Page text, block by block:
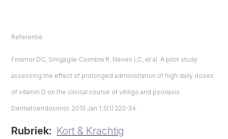
Referentie
Finamor DC, Sinigaglia-Coimbra R, Neves LC, et al. A pilot study
assessing the effect of prolonged administration of high daily doses
of vitamin D on the clinical course of vitiligo and psoriasis.
Dermatoendocrinol. 2013 Jan 1;5(1):222-34.
Rubriek Kort & Krachtig